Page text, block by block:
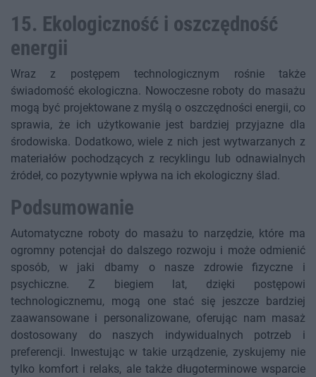
15. Ekologiczność i oszczędność
energii
Wraz z postępem technologicznym rośnie także
świadomość ekologiczna. Nowoczesne roboty do masażu
mogą być projektowane z myślą o oszczędności energii, co
sprawia, że ich użytkowanie jest bardziej przyjazne dla
środowiska. Dodatkowo, wiele z nich jest wytwarzanych z
materiałów pochodzących z recyklingu lub odnawialnych
źródeł, co pozytywnie wpływa na ich ekologiczny ślad.
Podsumowanie
Automatyczne roboty do masażu to narzędzie, które ma
ogromny potencjał do dalszego rozwoju i może odmienić
sposób, w jaki dbamy o nasze zdrowie fizyczne i
psychiczne. Z biegiem lat, dzięki postępowi
technologicznemu, mogą one stać się jeszcze bardziej
zaawansowane i personalizowane, oferując nam masaż
dostosowany do naszych indywidualnych potrzeb i
preferencji. Inwestując w takie urządzenie, zyskujemy nie
tylko komfort i relaks, ale także długoterminowe wsparcie